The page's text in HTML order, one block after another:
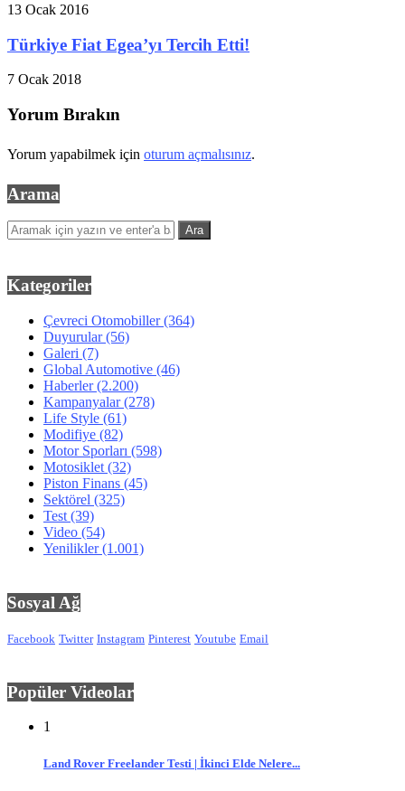
13 Ocak 2016
Türkiye Fiat Egea’yı Tercih Etti!
7 Ocak 2018
Yorum Bırakın
Yorum yapabilmek için oturum açmalısınız.
Arama
Kategoriler
Çevreci Otomobiller(364)
Duyurular(56)
Galeri (7)
Global Automotive (46)
Haberler(2.200)
Kampanyalar(278)
Life Style (61)
Modifiye (82)
Motor Sporları (598)
Motosiklet (32)
Piston Finans (45)
Sektörel (325)
Test (39)
Video (54)
Yenilikler(1.001)
Sosyal Ağ
Facebook Twitter Instagram Pinterest Youtube Email
Popüler Videolar
1
Land Rover Freelander Testi | İkinci Elde Nelere...